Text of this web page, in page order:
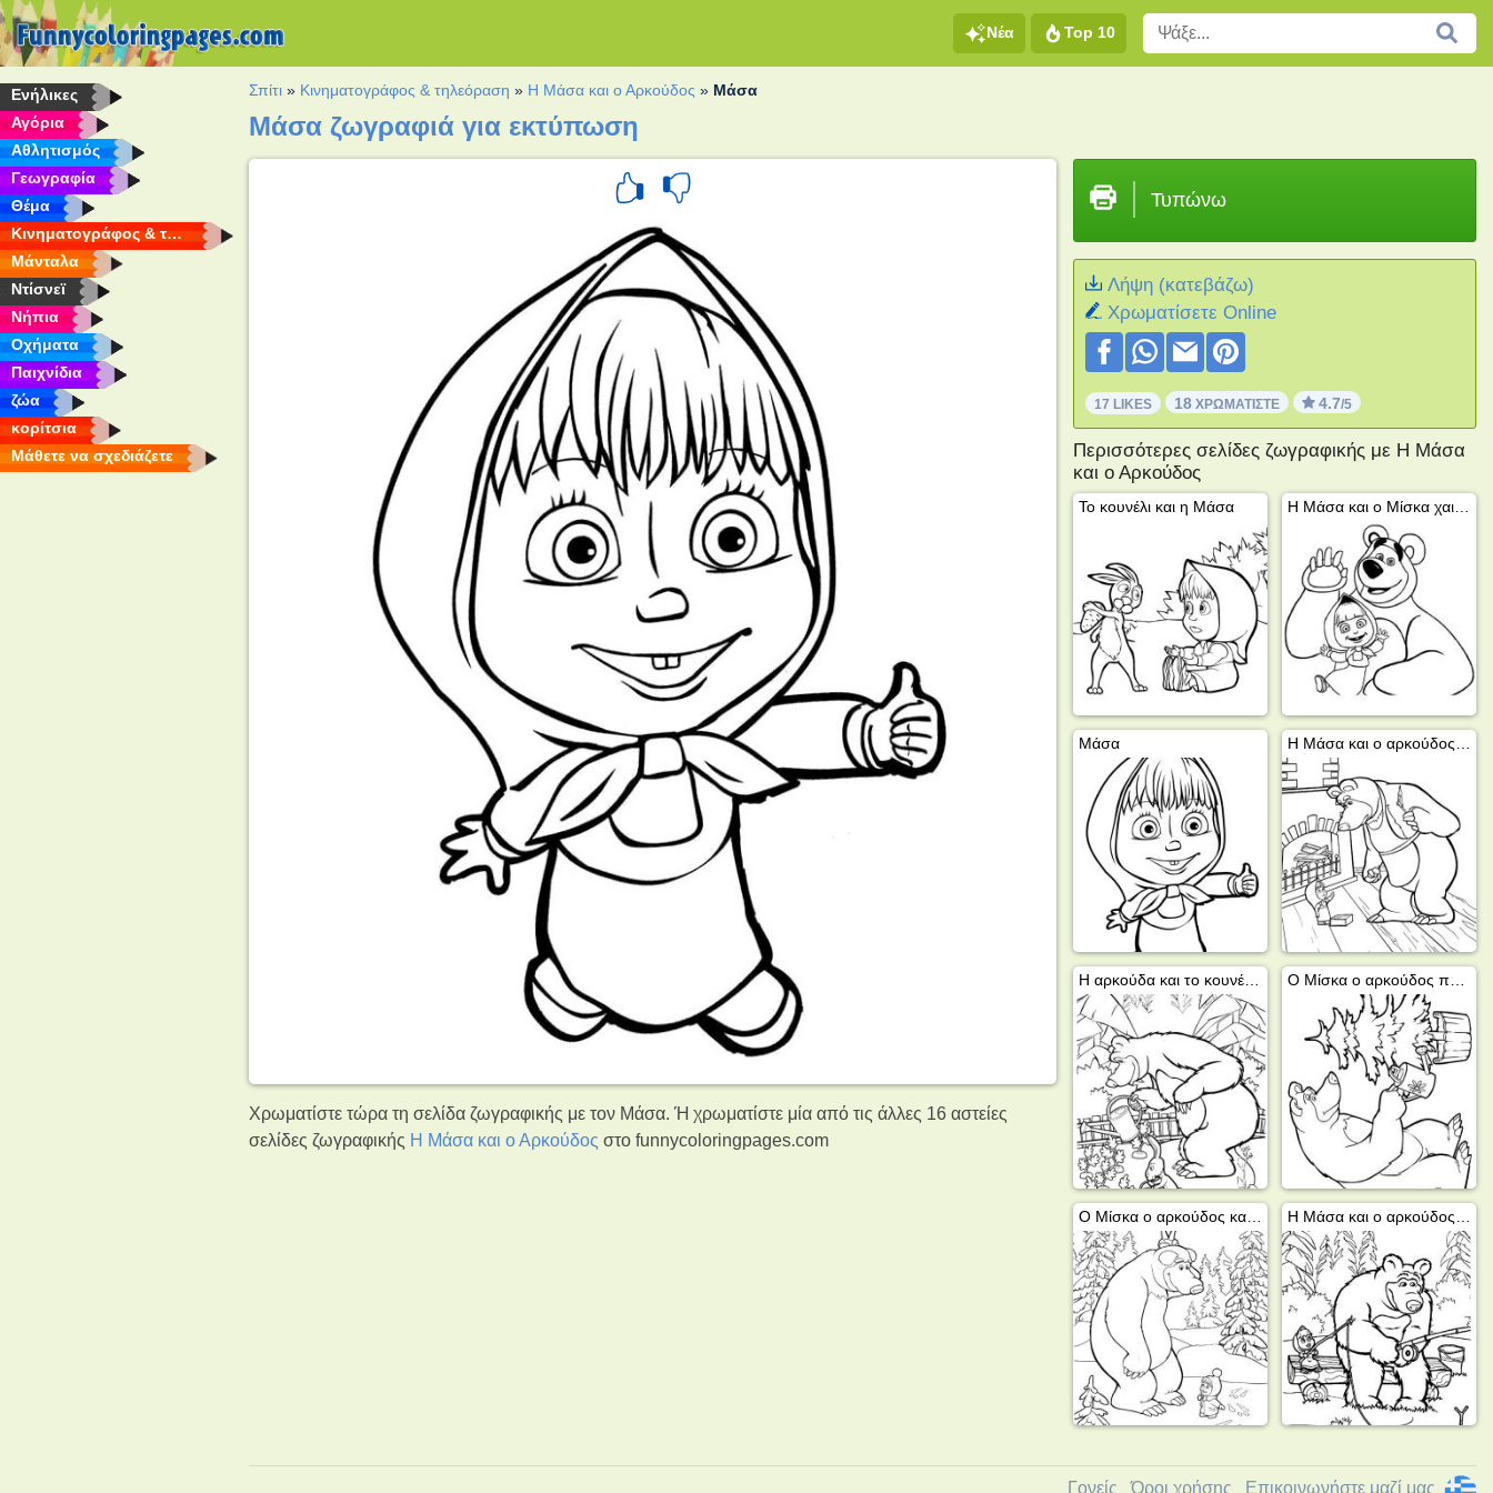
Νέα Top 10
Eνήλικες
Αγόρια
Αθλητισμός
Γεωγραφία
Θέμα
Κινηματογράφος & τηλεόραση
Μάνταλα
Ντίσνεϊ
Νήπια
Οχήματα
Παιχνίδια
ζώα
κορίτσια
Μάθετε να σχεδιάζετε
Σπίτι » Κινηματογράφος & τηλεόραση » Η Μάσα και ο Αρκούδος » Μάσα
Μάσα ζωγραφιά για εκτύπωση
Χρωματίστε τώρα τη σελίδα ζωγραφικής με τον Μάσα. Ή χρωματίστε μία από τις άλλες 16 αστείες
σελίδες ζωγραφικής Η Μάσα και ο Αρκούδος στο funnycoloringpages.com
Τυπώνω
Λήψη (κατεβάζω)
Xρωματίσετε Online
17 LIKES 18ΧΡΩΜΑΤΊΣΤΕ 4.7/5
Περισσότερες σελίδες ζωγραφικής με Η Μάσα
και ο Αρκούδος
Το κουνέλι και η Μάσα Η Μάσα και ο Μίσκα χαιρετούν
Μάσα
Η αρκούδα και το κουνέλι ποτίζουν τα λουλούδια
Ο Μίσκα ο αρκούδος και η Μάσα στο δάσος
Γονείς Όροι χρήσης Επικοινωνήστε μαζί μας